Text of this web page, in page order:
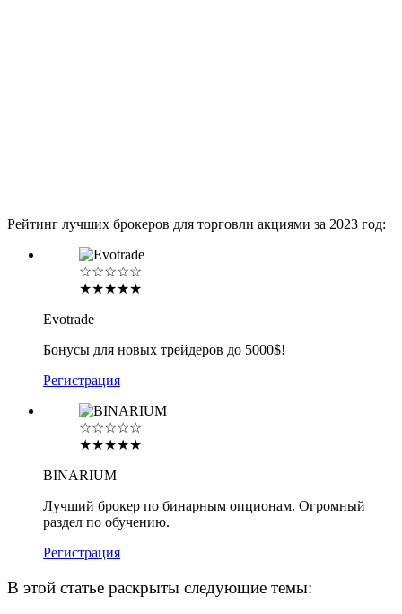
Рейтинг лучших брокеров для торговли акциями за 2023 год:
☆☆☆☆☆
★★★★★
Evotrade
Бонусы для новых трейдеров до 5000$!
Регистрация
☆☆☆☆☆
★★★★★
BINARIUM
Лучший брокер по бинарным опционам. Огромный
раздел по обучению.
Регистрация
В этой статье раскрыты следующие темы: